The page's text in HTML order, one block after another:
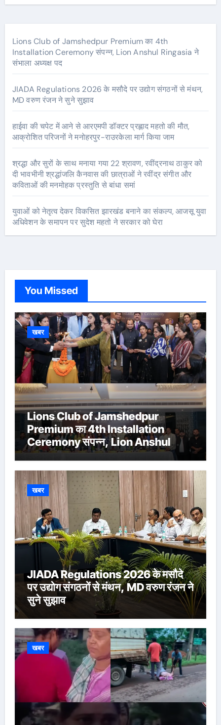
Lions Club of Jamshedpur Premium का 4th
Installation Ceremony संपन्न, Lion Anshul Ringasia ने
संभाला अध्यक्ष पद
JIADA Regulations 2026 के मसौदे पर उद्योग संगठनों से मंथन,
MD वरुण रंजन ने सुने सुझाव
हाईवा की चपेट में आने से आरएमपी डॉक्टर प्रह्लाद महतो की मौत,
आक्रोशित परिजनों ने मनोहरपुर-राउरकेला मार्ग किया जाम
श्रद्धा और सुरों के साथ मनाया गया 22 श्रावण, रवींद्रनाथ ठाकुर को
दी भावभीनी श्रद्धांजलि कैनवास की छात्राओं ने रवींद्र संगीत और
कविताओं की मनमोहक प्रस्तुति से बांधा समां
युवाओं को नेतृत्व देकर विकसित झारखंड बनाने का संकल्प, आजसू युवा
अधिवेशन के समापन पर सुदेश महतो ने सरकार को घेरा
You Missed
खबर
Lions Club of Jamshedpur
Premium का 4th Installation
Ceremony संपन्न, Lion Anshul
Ringasia ने संभाला अध्यक्ष पद
खबर
JIADA Regulations 2026 के मसौदे
पर उद्योग संगठनों से मंथन, MD वरुण रंजन ने
सुने सुझाव
खबर